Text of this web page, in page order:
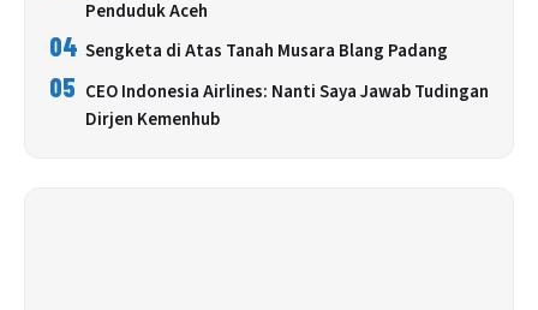
Penduduk Aceh
04 Sengketa di Atas Tanah Musara Blang Padang
05 CEO Indonesia Airlines: Nanti Saya Jawab Tudingan
Dirjen Kemenhub